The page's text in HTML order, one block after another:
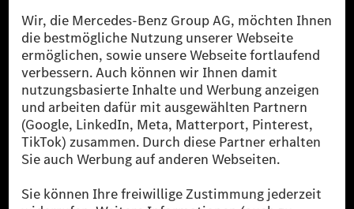
Die Mercedes-Benz Group.
Die Mercedes-Benz Group AG (ehemals Daimler AG)
ist eines der erfolgreichsten Automobilunternehmen
der Welt. Mit der Mercedes-Benz AG gehören wir zu
den größten Anbietern von Premium- und Luxus-Pkw
und Vans. Die Mercedes-Benz Mobility AG bietet
Finanzierung, Leasing, Fahrzeugabos und –miete,
Flottenmanagement, digitale Services rund um Laden
und Bezahlen, die Vermittlung von Versicherungen
sowie innovative Mobilitätsdienstleistungen an.